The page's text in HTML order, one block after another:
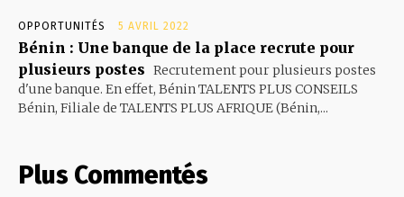
OPPORTUNITÉS 5 AVRIL 2022
Bénin : Une banque de la place recrute pour
plusieurs postes Recrutement pour plusieurs postes
d'une banque. En effet, Bénin TALENTS PLUS CONSEILS
Bénin, Filiale de TALENTS PLUS AFRIQUE (Bénin,...
Plus Commentés